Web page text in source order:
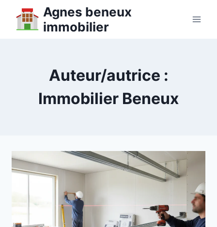
contenu
Agnes beneux
immobilier
Auteur/autrice :
Immobilier Beneux